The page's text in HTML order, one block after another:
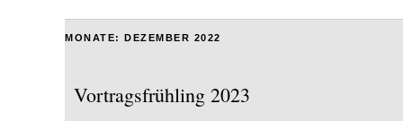
MONATE: DEZEMBER 2022
Vortragsfrühling 2023